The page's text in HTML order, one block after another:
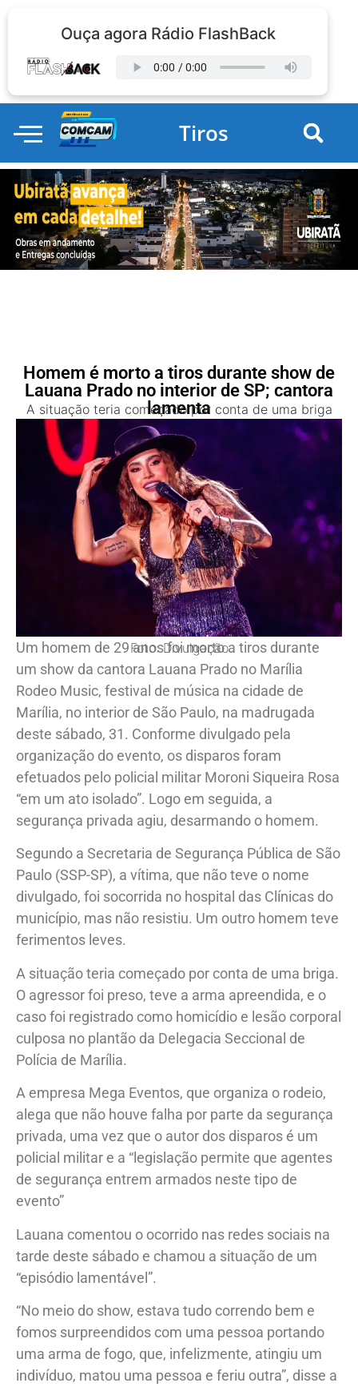
Ouça agora Rádio FlashBack
Tiros
Homem é morto a tiros durante show de
Lauana Prado no interior de SP; cantora
lamenta
A situação teria começado por conta de uma briga
Foto: Divulgação
Um homem de 29 anos foi morto a tiros durante
um show da cantora Lauana Prado no Marília
Rodeo Music, festival de música na cidade de
Marília, no interior de São Paulo, na madrugada
deste sábado, 31. Conforme divulgado pela
organização do evento, os disparos foram
efetuados pelo policial militar Moroni Siqueira Rosa
“em um ato isolado”. Logo em seguida, a
segurança privada agiu, desarmando o homem.
Segundo a Secretaria de Segurança Pública de São
Paulo (SSP-SP), a vítima, que não teve o nome
divulgado, foi socorrida no hospital das Clínicas do
município, mas não resistiu. Um outro homem teve
ferimentos leves.
A situação teria começado por conta de uma briga.
O agressor foi preso, teve a arma apreendida, e o
caso foi registrado como homicídio e lesão corporal
culposa no plantão da Delegacia Seccional de
Polícia de Marília.
A empresa Mega Eventos, que organiza o rodeio,
alega que não houve falha por parte da segurança
privada, uma vez que o autor dos disparos é um
policial militar e a “legislação permite que agentes
de segurança entrem armados neste tipo de
evento”
Lauana comentou o ocorrido nas redes sociais na
tarde deste sábado e chamou a situação de um
“episódio lamentável”.
“No meio do show, estava tudo correndo bem e
fomos surpreendidos com uma pessoa portando
uma arma de fogo, que, infelizmente, atingiu um
indivíduo, matou uma pessoa e feriu outra”, disse a